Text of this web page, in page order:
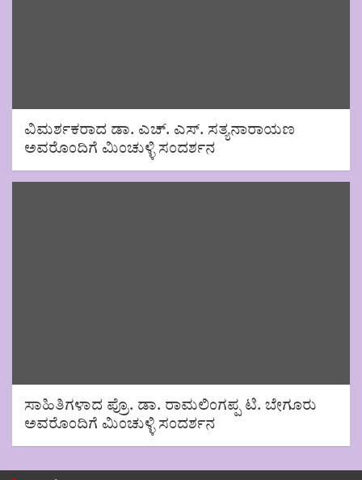
ವಿಮರ್ಶಕರಾದ ಡಾ. ಎಚ್. ಎಸ್. ಸತ್ಯನಾರಾಯಣ
ಅವರೊಂದಿಗೆ ಮಿಂಚುಳ್ಳಿ ಸಂದರ್ಶನ
ಸಾಹಿತಿಗಳಾದ ಪ್ರೊ. ಡಾ. ರಾಮಲಿಂಗಪ್ಪ ಟಿ. ಬೇಗೂರು
ಅವರೊಂದಿಗೆ ಮಿಂಚುಳ್ಳಿ ಸಂದರ್ಶನ